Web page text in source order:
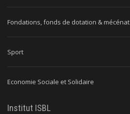
Fondations, fonds de dotation & mécénat
Sport
Economie Sociale et Solidaire
Institut ISBL